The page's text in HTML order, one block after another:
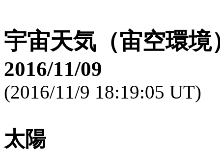
宇宙天気（宙空環境
2016/11/09
(2016/11/9 18:19:05 UT)
太陽